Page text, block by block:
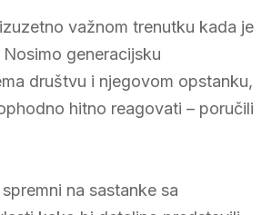
važnom trenutku kada je
generacijsku
društvu i njegovom opstanku,
hitno reagovati – poručili
na sastanke sa